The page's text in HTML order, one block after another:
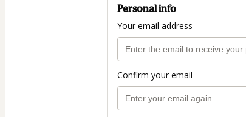
Personal info
Your email address
Confirm your email